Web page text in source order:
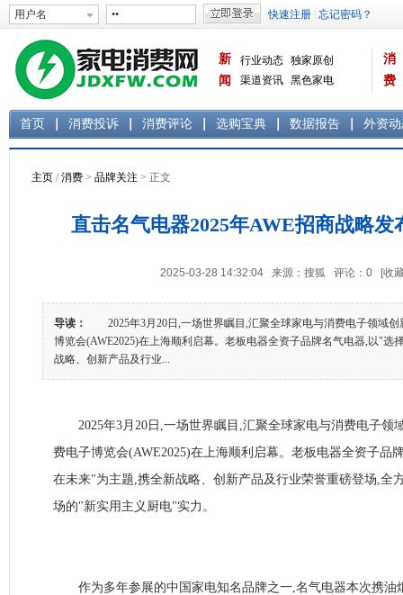
新
闻
行业动态 独家原创
渠道资讯 黑色家电
消
费
首页 消费投诉 消费评论 选购宝典 数据报告 外资
主页 /消费 > 品牌关注 > 正文
直击名气电器2025年AWE招商战略发
2025-03-28 14:32:04 来源：搜狐 评论： 0 [收
导读：
2025年3月20日,一场世界瞩目,汇聚全球家电与消费电子领域创
博览会(AWE2025)在上海顺利启幕。老板电器全资子品牌名气电器,以"选
战略、创新产品及行业...
2025年3月20日,一场世界瞩目,汇聚全球家电与消费电子领
费电子博览会(AWE2025)在上海顺利启幕。老板电器全资子品
在未来"为主题,携全新战略、创新产品及行业荣誉重磅登场,全
场的"新实用主义厨电"实力。
作为多年参展的中国家电知名品牌之一,名气电器本次携油